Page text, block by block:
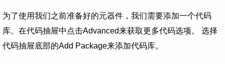
为了使用我们之前准备好的元器件，我们需要添加一个代码
库。在代码抽屉中点击Advanced来获取更多代码选项。 选择
代码抽屉底部的Add Package来添加代码库。